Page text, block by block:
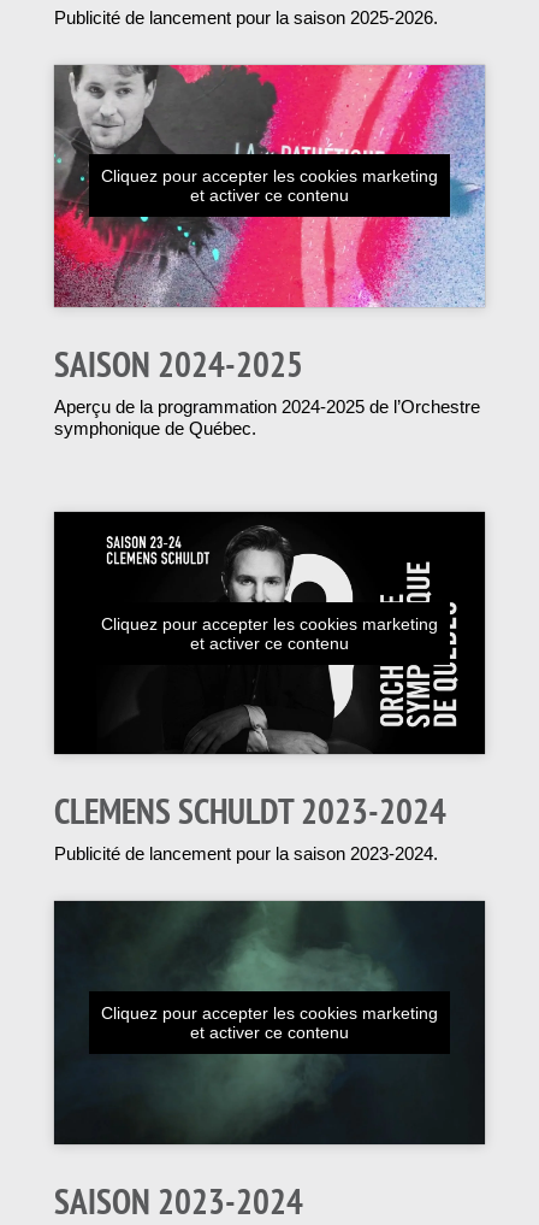
Publicité de lancement pour la saison 2025-2026.
Cliquez pour accepter les cookies marketing
et activer ce contenu
SAISON 2024-2025
Aperçu de la programmation 2024-2025 de l’Orchestre
symphonique de Québec.
Cliquez pour accepter les cookies marketing
et activer ce contenu
CLEMENS SCHULDT 2023-2024
Publicité de lancement pour la saison 2023-2024.
Cliquez pour accepter les cookies marketing
et activer ce contenu
SAISON 2023-2024